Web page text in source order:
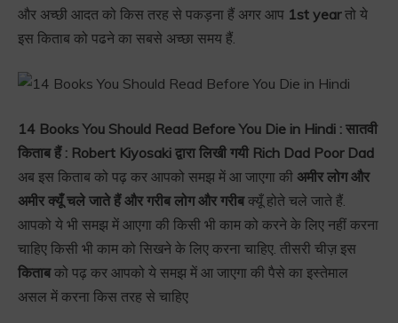
और अच्छी आदत को किस तरह से पकड़ना हैं अगर आप 1st yearतो ये
इस किताब को पढने का सबसे अच्छा समय हैं.
14 Books You Should Read Before You Die in Hindi : सातवी
किताब हैं : Robert Kiyosaki द्वारा लिखी गयी Rich Dad Poor Dad
अब इस किताब को पढ़ कर आपको समझ में आ जाएगा की अमीर लोग और
अमीर क्यूँ चले जाते हैं और गरीब लोग और गरीबक्यूँ होते चले जाते हैं.
आपको ये भी समझ में आएगा की किसी भी काम को करने के लिए नहीं करना
चाहिए किसी भी काम को सिखने के लिए करना चाहिए. तीसरी चीज़ इस
किताबको पढ़ कर आपको ये समझ में आ जाएगा की पैसे का इस्तेमाल
असल में करना किस तरह से चाहिए